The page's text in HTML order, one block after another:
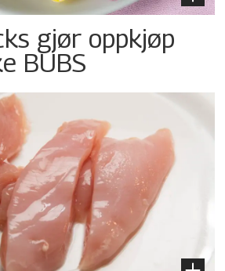
gjør oppkjøp
BUBS